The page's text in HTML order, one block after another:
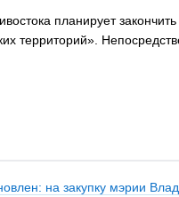
планирует
территорий».
на закупку мэрии